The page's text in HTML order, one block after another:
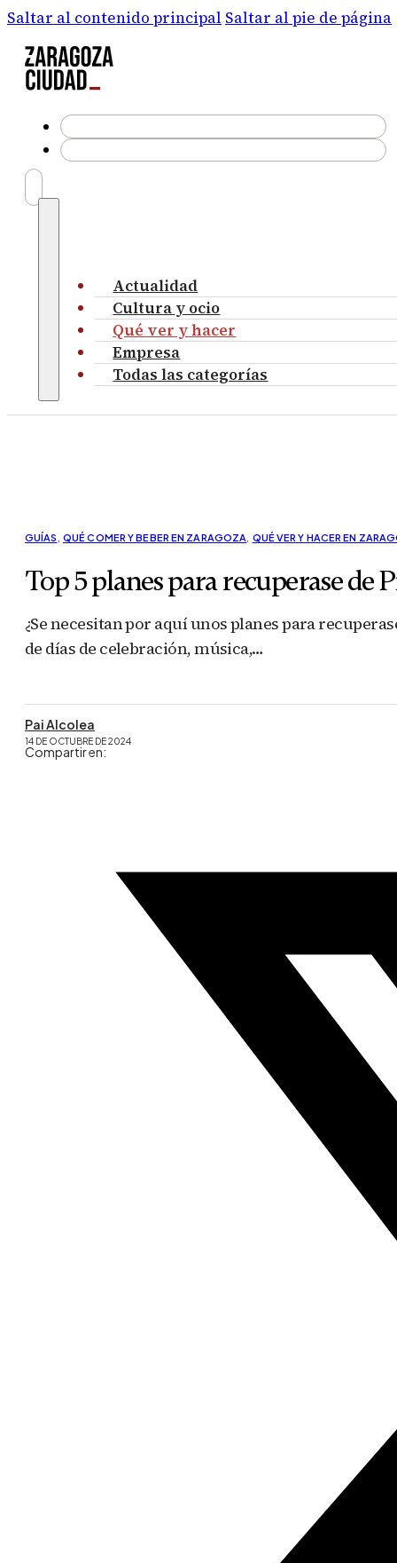
Saltar al contenido principal Saltar al pie de página
Actualidad
Cultura y ocio
Qué ver y hacer
Empresa
Todas las categorías
GUÍAS , QUÉ COMER Y BEBER EN ZARAGOZA, QUÉ VER Y HACER EN
Top 5 planes para recuperase de
¿Se necesitan por aquí unos planes para
de días de celebración, música,…
Pai Alcolea
14 DE OCTUBRE DE 2024
Compartir en: